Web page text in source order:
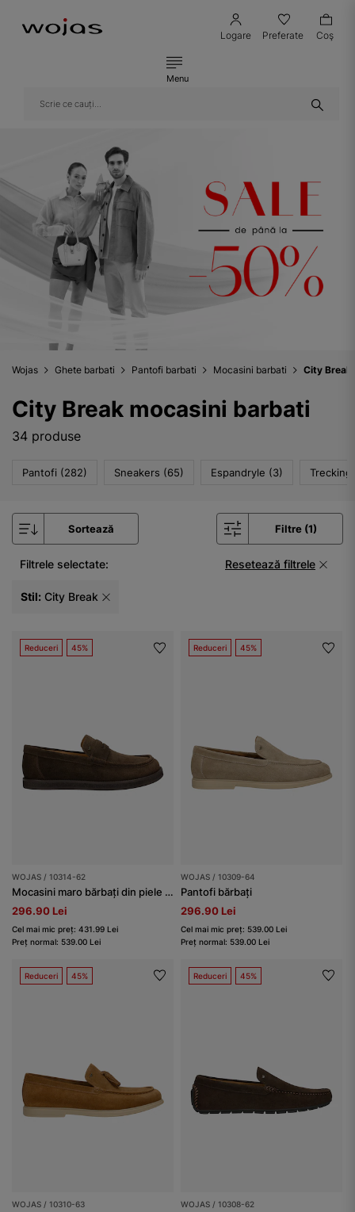
Logare Preferate Coş
Menu
Wojas Ghete barbati Pantofi barbati Mocasini barbati City Break
City Break mocasini barbati
34 produse
Pantofi (282) Sneakers (65) Espandryle (3) Trecking
Sortează Filtre (1)
Filtrele selectate: Resetează filtrele
Stil: City Break
Reduceri 45%
WOJAS / 10314-62
Mocasini maro bărbați din piele split
296.90 Lei
Cel mai mic preț: 431.99 Lei
Preț normal: 539.00 Lei
Reduceri 45%
WOJAS / 10309-64
Pantofi bărbați
296.90 Lei
Cel mai mic preț: 539.00 Lei
Preț normal: 539.00 Lei
Reduceri 45%
WOJAS / 10310-63
Reduceri 45%
WOJAS / 10308-62